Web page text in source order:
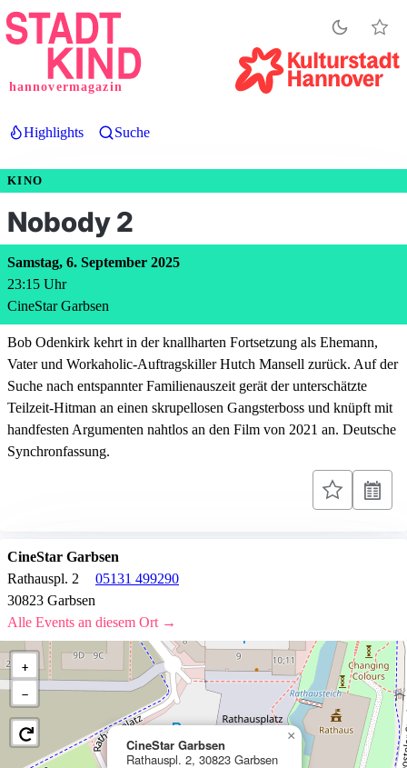
Direkt
zum
hannovermagazin
Highlights Suche
KINO
Nobody 2
Samstag, 6. September 2025
23:15 Uhr
CineStar Garbsen
Bob Odenkirk kehrt in der knallharten Fortsetzung als Ehemann,
Vater und Workaholic-Auftragskiller Hutch Mansell zurück. Auf der
Suche nach entspannter Familienauszeit gerät der unterschätzte
Teilzeit-Hitman an einen skrupellosen Gangsterboss und knüpft mit
handfesten Argumenten nahtlos an den Film von 2021 an. Deutsche
Synchronfassung.
CineStar Garbsen
Rathauspl. 2
30823 Garbsen
05131 499290
Alle Events an diesem Ort →
CineStar Garbsen
Rathauspl. 2, 30823 Garbsen
×
+
−